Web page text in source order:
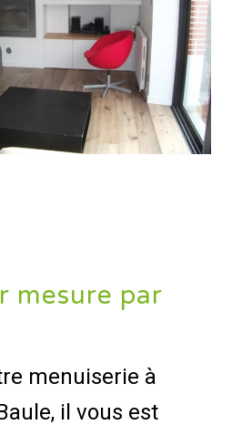
mesure par
menuiserie à
il vous est